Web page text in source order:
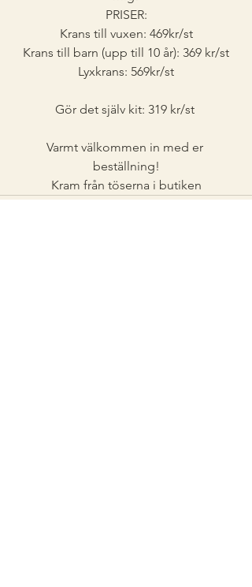
PRISER:
Krans till vuxen: 469kr/st
Krans till barn (upp till 10 år): 369 kr/st
Lyxkrans: 569kr/st
Gör det själv kit: 319 kr/st
Varmt välkommen in med er
beställning!
Kram från töserna i butiken